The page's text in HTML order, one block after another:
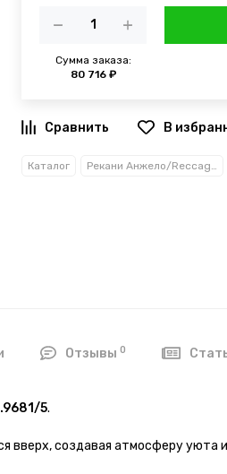
Сумма заказа:
80 716 ₽
В
Каталог Рекани Анжело/Reccagni Angelo
Отзывы0
5.
вверх, создавая атмосферу уюта